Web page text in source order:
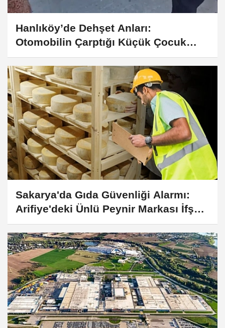
Hanlıköy’de Dehşet Anları:
Otomobilin Çarptığı Küçük Çocuk
Ağır Yaralandı
Sakarya'da Gıda Güvenliği Alarmı:
Arifiye'deki Ünlü Peynir Markası İfşa
Edildi!